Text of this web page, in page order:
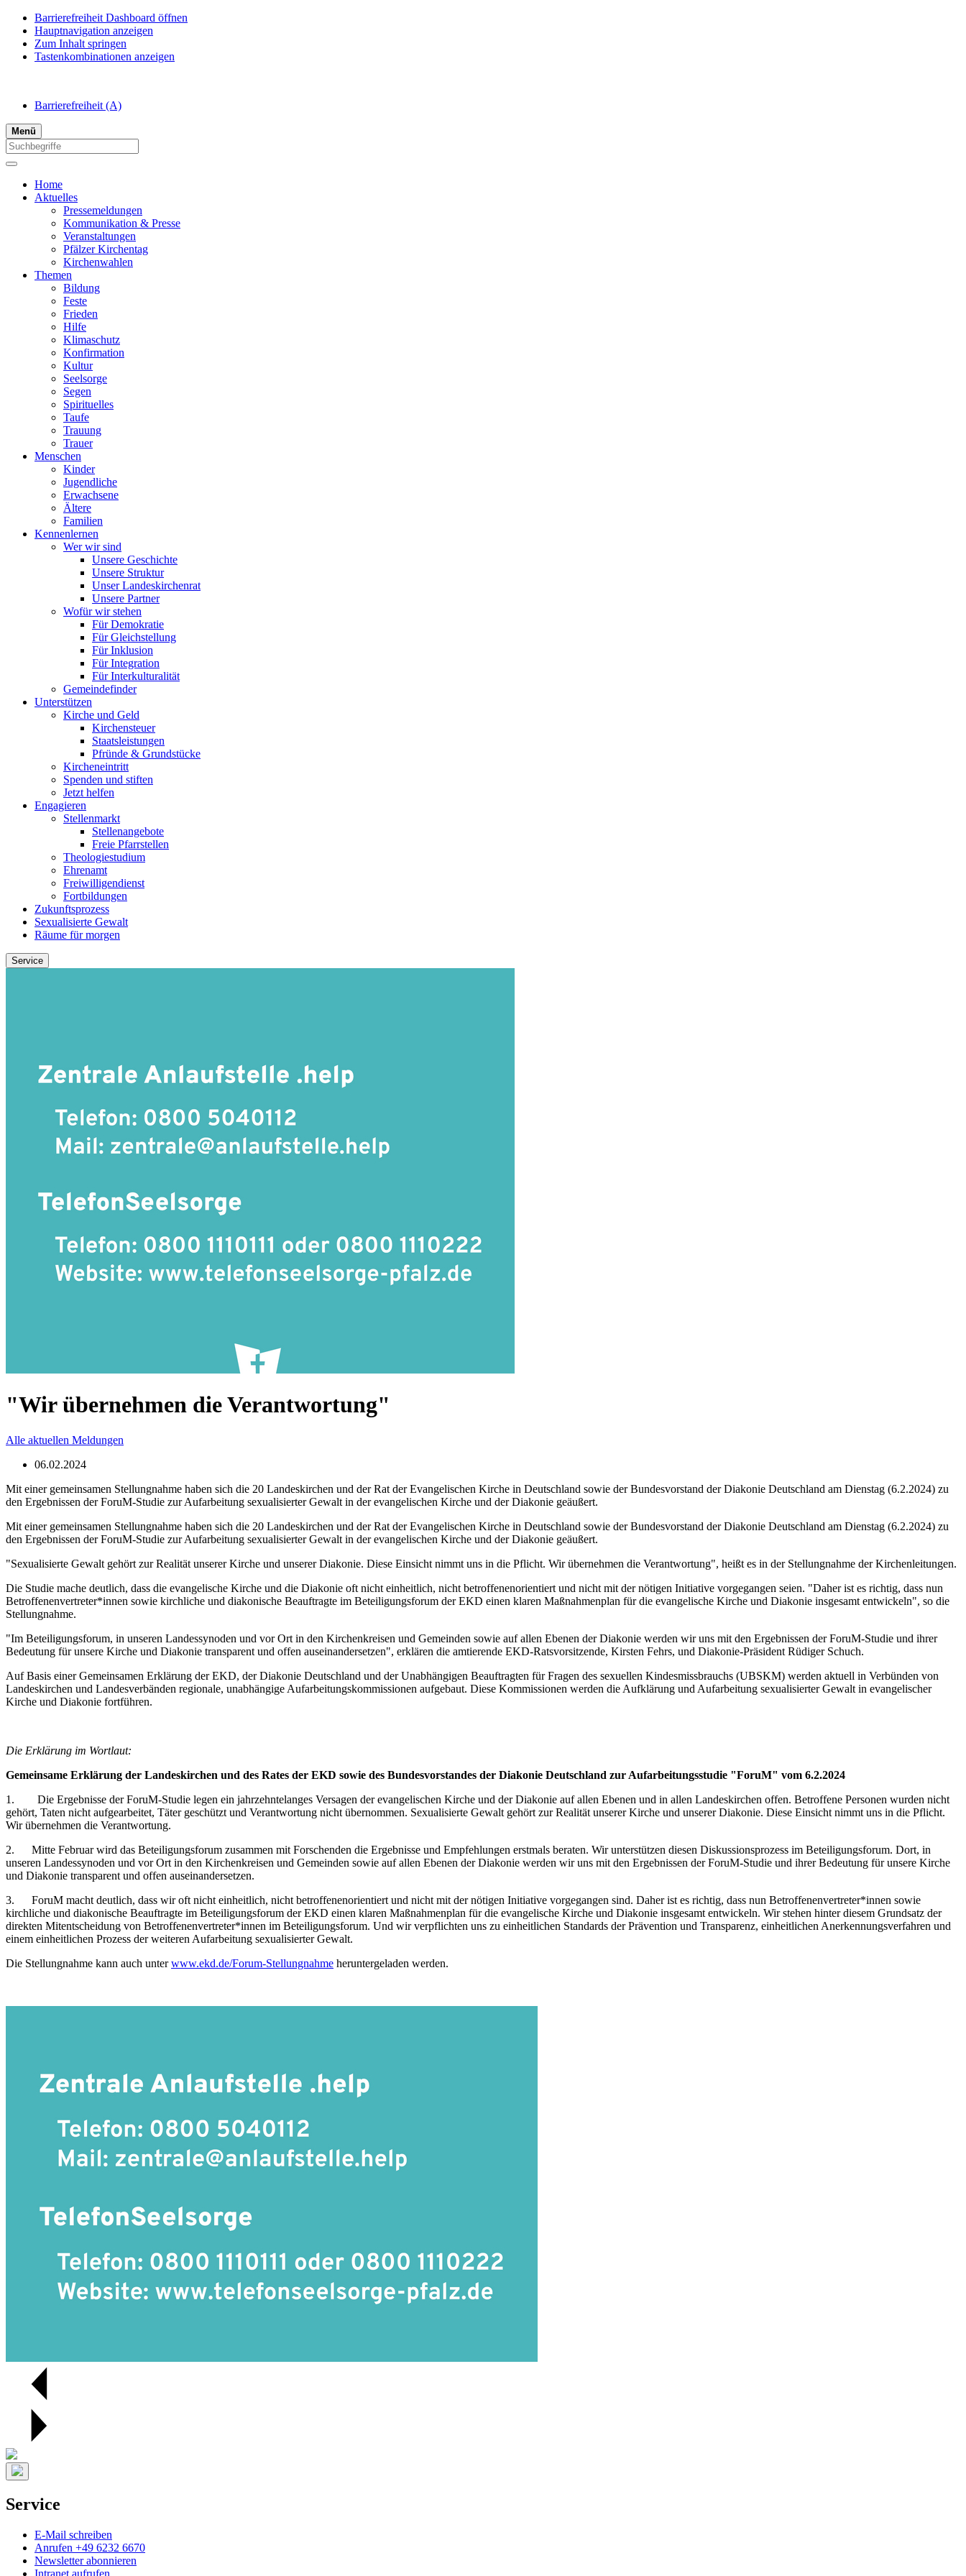
Barrierefreiheit Dashboard öffnen
Hauptnavigation anzeigen
Zum Inhalt springen
Tastenkombinationen anzeigen
Barrierefreiheit (A)
Menü
Home
Aktuelles
Pressemeldungen
Kommunikation & Presse
Veranstaltungen
Pfälzer Kirchentag
Kirchenwahlen
Themen
Bildung
Feste
Frieden
Hilfe
Klimaschutz
Konfirmation
Kultur
Seelsorge
Segen
Spirituelles
Taufe
Trauung
Trauer
Menschen
Kinder
Jugendliche
Erwachsene
Ältere
Familien
Kennenlernen
Wer wir sind
Unsere Geschichte
Unsere Struktur
Unser Landeskirchenrat
Unsere Partner
Wofür wir stehen
Für Demokratie
Für Gleichstellung
Für Inklusion
Für Integration
Für Interkulturalität
Gemeindefinder
Unterstützen
Kirche und Geld
Kirchensteuer
Staatsleistungen
Pfründe & Grundstücke
Kircheneintritt
Spenden und stiften
Jetzt helfen
Engagieren
Stellenmarkt
Stellenangebote
Freie Pfarrstellen
Theologiestudium
Ehrenamt
Freiwilligendienst
Fortbildungen
Zukunftsprozess
Sexualisierte Gewalt
Räume für morgen
Service
"Wir übernehmen die Verantwortung"
Alle aktuellen Meldungen
06.02.2024
Mit einer gemeinsamen Stellungnahme haben sich die 20 Landeskirchen und der Rat der Evangelischen Kirche in Deutschland sowie der Bundesvorstand der Diakonie Deutschland am Dienstag (6.2.2024) zu
den Ergebnissen der ForuM-Studie zur Aufarbeitung sexualisierter Gewalt in der evangelischen Kirche und der Diakonie geäußert.
Mit einer gemeinsamen Stellungnahme haben sich die 20 Landeskirchen und der Rat der Evangelischen Kirche in Deutschland sowie der Bundesvorstand der Diakonie Deutschland am Dienstag (6.2.2024) zu
den Ergebnissen der ForuM-Studie zur Aufarbeitung sexualisierter Gewalt in der evangelischen Kirche und der Diakonie geäußert.
"Sexualisierte Gewalt gehört zur Realität unserer Kirche und unserer Diakonie. Diese Einsicht nimmt uns in die Pflicht. Wir übernehmen die Verantwortung", heißt es in der Stellungnahme der Kirchenleitungen.
Die Studie mache deutlich, dass die evangelische Kirche und die Diakonie oft nicht einheitlich, nicht betroffenenorientiert und nicht mit der nötigen Initiative vorgegangen seien. "Daher ist es richtig, dass nun
Betroffenenvertreter*innen sowie kirchliche und diakonische Beauftragte im Beteiligungsforum der EKD einen klaren Maßnahmenplan für die evangelische Kirche und Diakonie insgesamt entwickeln", so die
Stellungnahme.
"Im Beteiligungsforum, in unseren Landessynoden und vor Ort in den Kirchenkreisen und Gemeinden sowie auf allen Ebenen der Diakonie werden wir uns mit den Ergebnissen der ForuM-Studie und ihrer
Bedeutung für unsere Kirche und Diakonie transparent und offen auseinandersetzen", erklären die amtierende EKD-Ratsvorsitzende, Kirsten Fehrs, und Diakonie-Präsident Rüdiger Schuch.
Auf Basis einer Gemeinsamen Erklärung der EKD, der Diakonie Deutschland und der Unabhängigen Beauftragten für Fragen des sexuellen Kindesmissbrauchs (UBSKM) werden aktuell in Verbünden von
Landeskirchen und Landesverbänden regionale, unabhängige Aufarbeitungskommissionen aufgebaut. Diese Kommissionen werden die Aufklärung und Aufarbeitung sexualisierter Gewalt in evangelischer
Kirche und Diakonie fortführen.
Die Erklärung im Wortlaut:
Gemeinsame Erklärung der Landeskirchen und des Rates der EKD sowie des Bundesvorstandes der Diakonie Deutschland zur Aufarbeitungsstudie "ForuM" vom 6.2.2024
1. Die Ergebnisse der ForuM-Studie legen ein jahrzehntelanges Versagen der evangelischen Kirche und der Diakonie auf allen Ebenen und in allen Landeskirchen offen. Betroffene Personen wurden nicht
gehört, Taten nicht aufgearbeitet, Täter geschützt und Verantwortung nicht übernommen. Sexualisierte Gewalt gehört zur Realität unserer Kirche und unserer Diakonie. Diese Einsicht nimmt uns in die Pflicht.
Wir übernehmen die Verantwortung.
2. Mitte Februar wird das Beteiligungsforum zusammen mit Forschenden die Ergebnisse und Empfehlungen erstmals beraten. Wir unterstützen diesen Diskussionsprozess im Beteiligungsforum. Dort, in
unseren Landessynoden und vor Ort in den Kirchenkreisen und Gemeinden sowie auf allen Ebenen der Diakonie werden wir uns mit den Ergebnissen der ForuM-Studie und ihrer Bedeutung für unsere Kirche
und Diakonie transparent und offen auseinandersetzen.
3. ForuM macht deutlich, dass wir oft nicht einheitlich, nicht betroffenenorientiert und nicht mit der nötigen Initiative vorgegangen sind. Daher ist es richtig, dass nun Betroffenenvertreter*innen sowie
kirchliche und diakonische Beauftragte im Beteiligungsforum der EKD einen klaren Maßnahmenplan für die evangelische Kirche und Diakonie insgesamt entwickeln. Wir stehen hinter diesem Grundsatz der
direkten Mitentscheidung von Betroffenenvertreter*innen im Beteiligungsforum. Und wir verpflichten uns zu einheitlichen Standards der Prävention und Transparenz, einheitlichen Anerkennungsverfahren und
einem einheitlichen Prozess der weiteren Aufarbeitung sexualisierter Gewalt.
Die Stellungnahme kann auch unterwww.ekd.de/Forum-Stellungnahme heruntergeladen werden.
Service
E-Mail schreiben
Anrufen +49 6232 6670
Newsletter abonnieren
Intranet aufrufen